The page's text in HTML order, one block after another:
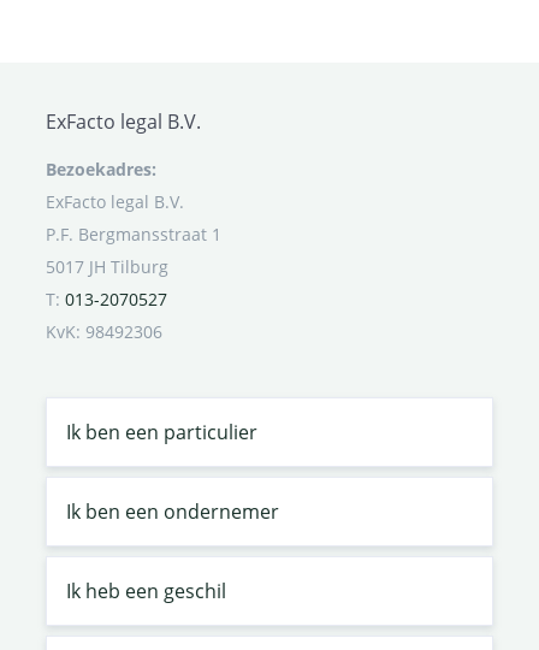
ExFacto legal B.V.
Bezoekadres:
ExFacto legal B.V.
P.F. Bergmansstraat 1
5017 JH Tilburg
T: 013-2070527
KvK: 98492306
Ik ben een particulier
Ik ben een ondernemer
Ik heb een geschil